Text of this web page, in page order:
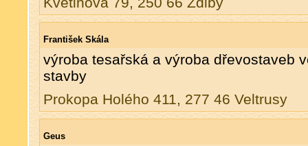
František Skála
výroba tesařská a výroba dřevostaveb
stavby
Prokopa Holého 411, 277 46 Veltrusy
Geus